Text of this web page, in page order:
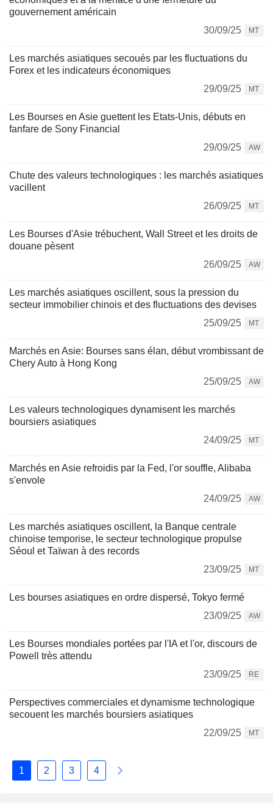
gouvernement américain
30/09/25
MT
Les marchés asiatiques secoués par les fluctuations du
Forex et les indicateurs économiques
29/09/25
MT
Les Bourses en Asie guettent les Etats-Unis, débuts en
fanfare de Sony Financial
29/09/25
AW
Chute des valeurs technologiques : les marchés asiatiques
vacillent
26/09/25
MT
Les Bourses d'Asie trébuchent, Wall Street et les droits de
douane pèsent
26/09/25
AW
Les marchés asiatiques oscillent, sous la pression du
secteur immobilier chinois et des fluctuations des devises
25/09/25
MT
Marchés en Asie: Bourses sans élan, début vrombissant de
Chery Auto à Hong Kong
25/09/25
AW
Les valeurs technologiques dynamisent les marchés
boursiers asiatiques
24/09/25
MT
Marchés en Asie refroidis par la Fed, l'or souffle, Alibaba
s'envole
24/09/25
AW
Les marchés asiatiques oscillent, la Banque centrale
chinoise temporise, le secteur technologique propulse
Séoul et Taïwan à des records
23/09/25
MT
Les bourses asiatiques en ordre dispersé, Tokyo fermé
23/09/25
AW
Les Bourses mondiales portées par l'IA et l'or, discours de
Powell très attendu
23/09/25
RE
Perspectives commerciales et dynamisme technologique
secouent les marchés boursiers asiatiques
22/09/25
MT
1 2 3 4